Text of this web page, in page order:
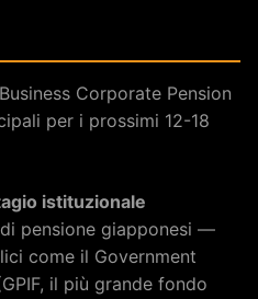
Corporate Pension
per i prossimi 12-18
istituzionale
pensione giapponesi —
come il Government
il più grande fondo